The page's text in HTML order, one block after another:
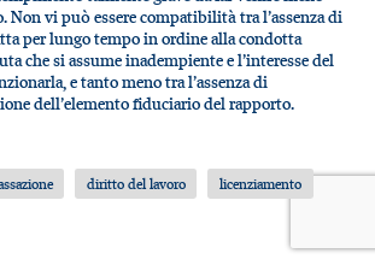
Non vi può essere compatibilità tra l’assenza di
per lungo tempo in ordine alla condotta
che si assume inadempiente e l’interesse del
e tanto meno tra l’assenza di
dell’elemento fiduciario del rapporto.
diritto del lavoro licenziamento